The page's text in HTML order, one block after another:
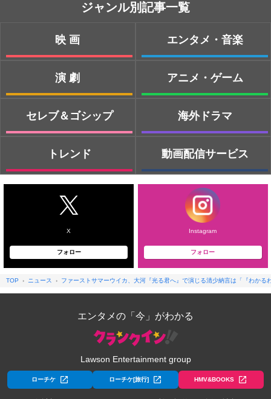
ジャンル別記事一覧
映画
演劇
セレブ＆ゴシップ
トレンド
エンタメ・音楽
アニメ・ゲーム
海外ドラマ
動画配信サービス
X
フォロー
Instagram
フォロー
TOP ニュース ファーストサマーウイカ、大河『光る君へ』で演じる清少納言は「『わかる
エンタメの「今」がわかる
Lawson Entertainment group
ローチケ ローチケ[旅行] HMV&BOOKS